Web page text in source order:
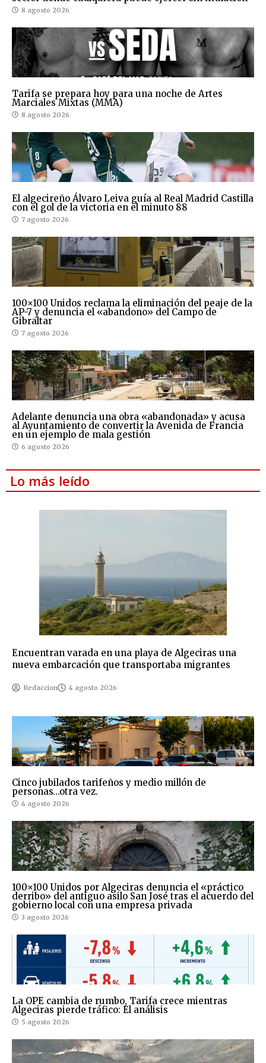
8 agosto 2026
Tarifa se prepara hoy para una noche de Artes
Marciales Mixtas (MMA)
8 agosto 2026
El algecireño Álvaro Leiva guía al Real Madrid Castilla
con el gol de la victoria en el minuto 88
7 agosto 2026
100×100 Unidos reclama la eliminación del peaje de la
AP-7 y denuncia el «abandono» del Campo de
Gibraltar
7 agosto 2026
Adelante denuncia una obra «abandonada» y acusa
al Ayuntamiento de convertir la Avenida de Francia
en un ejemplo de mala gestión
6 agosto 2026
Lo más leído
Encuentran varada en una playa de Algeciras una
nueva embarcación que transportaba migrantes
Redaccion 4 agosto 2026
Cinco jubilados tarifeños y medio millón de
personas…otra vez.
4 agosto 2026
100×100 Unidos por Algeciras denuncia el «práctico
derribo» del antiguo asilo San José tras el acuerdo del
gobierno local con una empresa privada
3 agosto 2026
La OPE cambia de rumbo, Tarifa crece mientras
Algeciras pierde tráfico: El análisis
5 agosto 2026